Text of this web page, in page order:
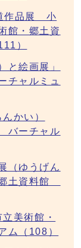
作品展 小
館・郷土資
）
と絵画展」
チャルミュ
かい）
バーチャル
（ゆうげん
土資料館
美術館・
ム（108）